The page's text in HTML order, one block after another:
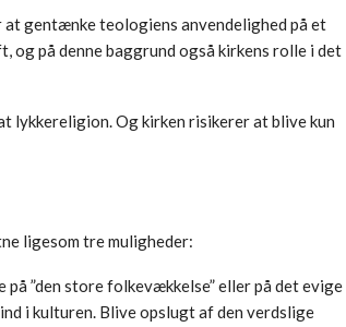
gentænke teologiens anvendelighed på et
og på denne baggrund også kirkens rolle i det
lykkereligion. Og kirken risikerer at blive kun
ligesom tre muligheder:
på ”den store folkevækkelse” eller på det evige
i kulturen. Blive opslugt af den verdslige